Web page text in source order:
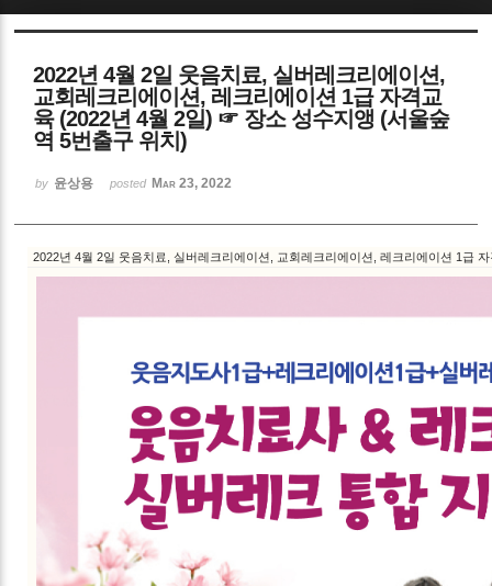
2022년 4월 2일 웃음치료, 실버레크리에이션,
교회레크리에이션, 레크리에이션 1급 자격교
육 (2022년 4월 2일) ☞ 장소 성수지앵 (서울숲
역 5번출구 위치)
by 윤상용 posted Mar 23, 2022
2022년 4월 2일 웃음치료, 실버레크리에이션, 교회레크리에이션, 레크리에이션 1급
Sketchbook5, 스케치북5
Sketchbook5, 스케치북5